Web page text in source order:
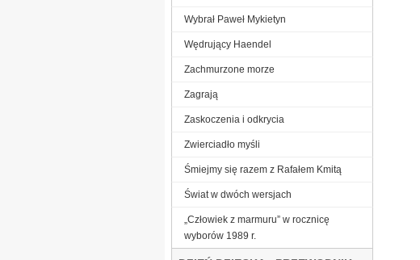
Wybrał Paweł Mykietyn
Wędrujący Haendel
Zachmurzone morze
Zagrają
Zaskoczenia i odkrycia
Zwierciadło myśli
Śmiejmy się razem z Rafałem Kmitą
Świat w dwóch wersjach
„Człowiek z marmuru” w rocznicę
wyborów 1989 r.